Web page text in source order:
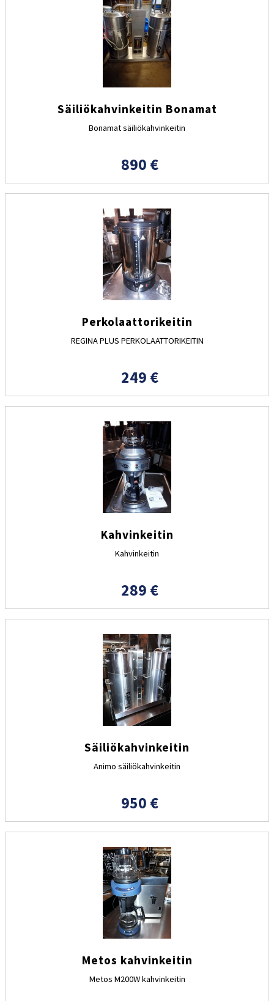
Säiliökahvinkeitin Bonamat
Bonamat säiliökahvinkeitin
890 €
Perkolaattorikeitin
REGINA PLUS PERKOLAATTORIKEITIN
249 €
Kahvinkeitin
Kahvinkeitin
289 €
Säiliökahvinkeitin
Animo säiliökahvinkeitin
950 €
Metos kahvinkeitin
Metos M200W kahvinkeitin